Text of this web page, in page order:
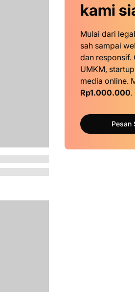
kami
Mulai dari
sah sampai
dan responsif.
UMKM,
media online.
Rp1.000.000.
Pesan